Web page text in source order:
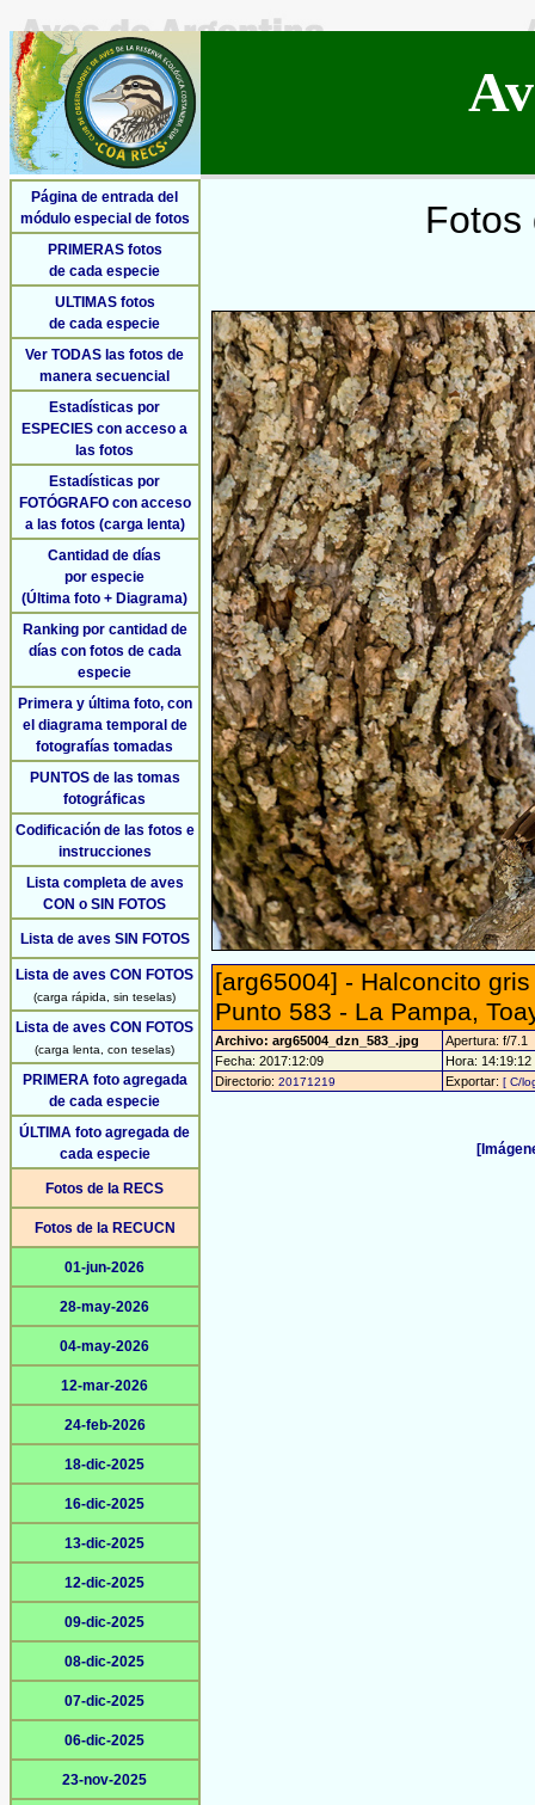
Página de entrada del
módulo especial de fotos
PRIMERAS fotos
de cada especie
ULTIMAS fotos
de cada especie
Ver TODAS las fotos de
manera secuencial
Estadísticas por
ESPECIES con acceso a
las fotos
Estadísticas por
FOTÓGRAFO con acceso
a las fotos (carga lenta)
Cantidad de días
por especie
(Última foto + Diagrama)
Ranking por cantidad de
días con fotos de cada
especie
Primera y última foto, con
el diagrama temporal de
fotografías tomadas
PUNTOS de las tomas
fotográficas
Codificación de las fotos e
instrucciones
Lista completa de aves
CON o SIN FOTOS
Lista de aves SIN FOTOS
Lista de aves CON FOTOS
(carga rápida, sin teselas)
Lista de aves CON FOTOS
(carga lenta, con teselas)
PRIMERA foto agregada
de cada especie
ÚLTIMA foto agregada de
cada especie
Fotos de la RECS
Fotos de la RECUCN
01-jun-2026
28-may-2026
04-may-2026
12-mar-2026
24-feb-2026
18-dic-2025
16-dic-2025
13-dic-2025
12-dic-2025
09-dic-2025
08-dic-2025
07-dic-2025
06-dic-2025
23-nov-2025
Fotos
[arg65004] - Halconcito
Punto 583 - La Pampa,
Archivo: arg65004_dzn_583_.jpg
Apertura: f/7.1
Fecha: 2017:12:09
Hora:
Directorio: 20171219 Exportar: [ C/